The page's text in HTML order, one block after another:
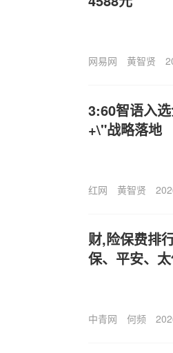
网易网 黄智贤
3:60智语入
+\"战略落地
红网 黄智贤
财,险保费排
保、平安、
中青网 何频